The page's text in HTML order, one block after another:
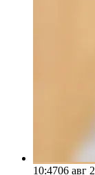
10:4706 авг